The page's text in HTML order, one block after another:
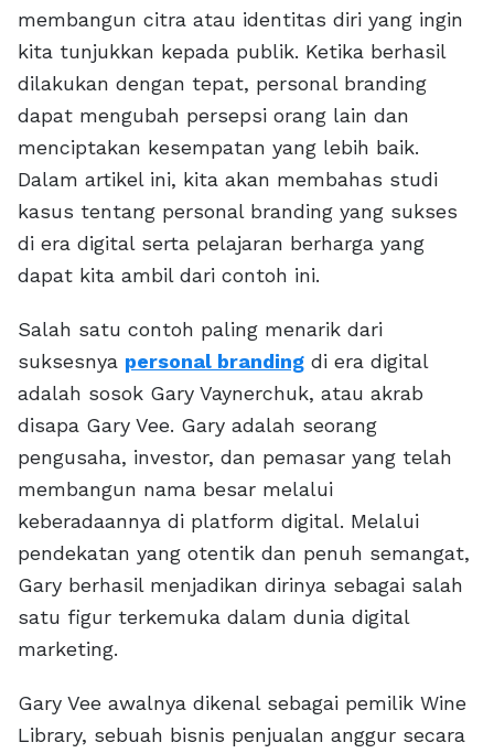
membangun citra atau identitas diri yang ingin
kita tunjukkan kepada publik. Ketika berhasil
dilakukan dengan tepat, personal branding
dapat mengubah persepsi orang lain dan
menciptakan kesempatan yang lebih baik.
Dalam artikel ini, kita akan membahas studi
kasus tentang personal branding yang sukses
di era digital serta pelajaran berharga yang
dapat kita ambil dari contoh ini.
Salah satu contoh paling menarik dari
suksesnya personal branding di era digital
adalah sosok Gary Vaynerchuk, atau akrab
disapa Gary Vee. Gary adalah seorang
pengusaha, investor, dan pemasar yang telah
membangun nama besar melalui
keberadaannya di platform digital. Melalui
pendekatan yang otentik dan penuh semangat,
Gary berhasil menjadikan dirinya sebagai salah
satu figur terkemuka dalam dunia digital
marketing.
Gary Vee awalnya dikenal sebagai pemilik Wine
Library, sebuah bisnis penjualan anggur secara